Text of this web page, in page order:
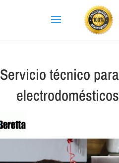
Servicio técnico para
electrodomésticos